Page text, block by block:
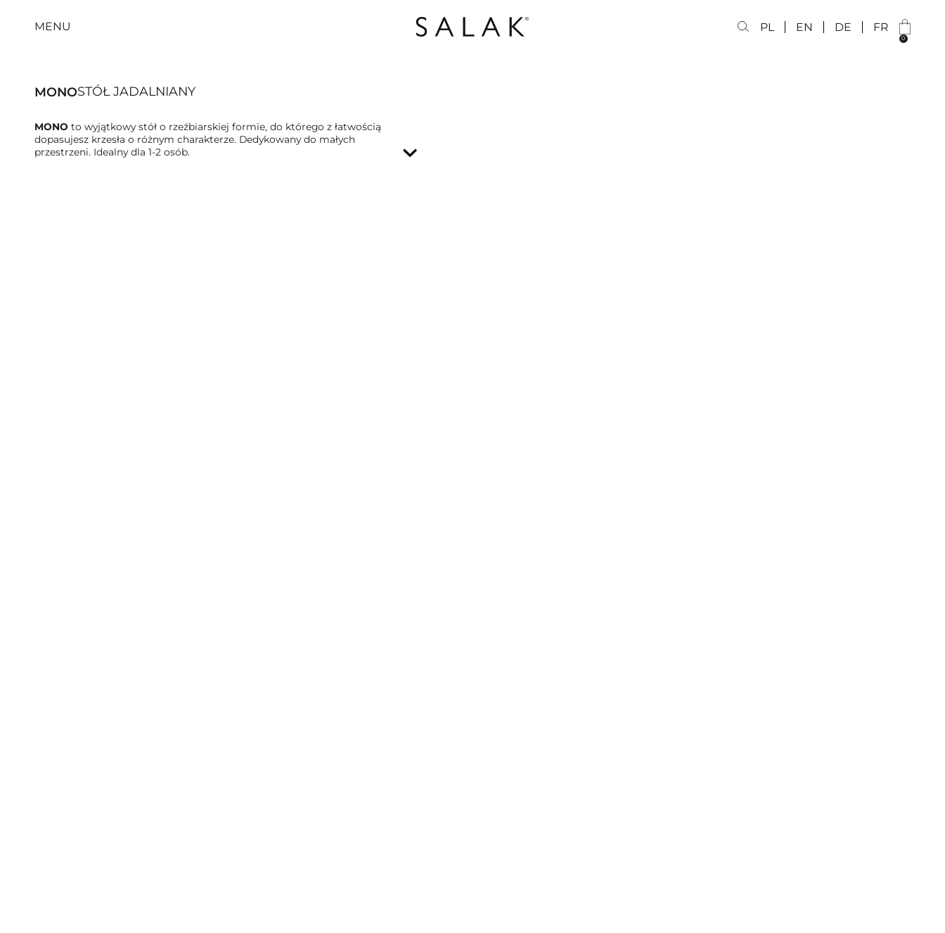
MENU PL EN DE FR
0
MONOSTÓŁ JADALNIANY
MONO to wyjątkowy stół o rzeźbiarskiej formie, do którego z łatwością
dopasujesz krzesła o różnym charakterze. Dedykowany do małych
przestrzeni. Idealny dla 1-2 osób.